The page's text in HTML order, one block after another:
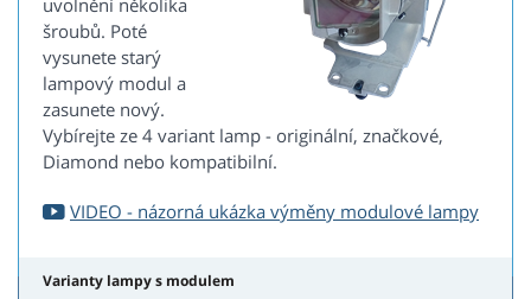
uvolnění několika
šroubů. Poté
vysunete starý
lampový modul a
zasunete nový.
Vybírejte ze 4 variant lamp - originální, značkové,
Diamond nebo kompatibilní.
VIDEO - názorná ukázka výměny modulové lampy
Varianty lampy s modulem